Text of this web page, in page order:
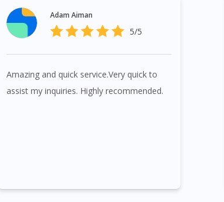
Adam Aiman
5/5
Amazing and quick service.Very quick to
assist my inquiries. Highly recommended.